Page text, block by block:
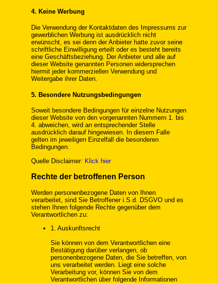
4. Keine Werbung
Die Verwendung der Kontaktdaten des Impressums zur
gewerblichen Werbung ist ausdrücklich nicht
erwünscht, es sei denn der Anbieter hatte zuvor seine
schriftliche Einwilligung erteilt oder es besteht bereits
eine Geschäftsbeziehung. Der Anbieter und alle auf
dieser Website genannten Personen widersprechen
hiermit jeder kommerziellen Verwendung und
Weitergabe ihrer Daten.
5. Besondere Nutzungsbedingungen
Soweit besondere Bedingungen für einzelne Nutzungen
dieser Website von den vorgenannten Nummern 1. bis
4. abweichen, wird an entsprechender Stelle
ausdrücklich darauf hingewiesen. In diesem Falle
gelten im jeweiligen Einzelfall die besonderen
Bedingungen.
Quelle Disclaimer: Klick hier
Rechte der betroffenen Person
Werden personenbezogene Daten von Ihnen
verarbeitet, sind Sie Betroffener i.S.d. DSGVO und es
stehen Ihnen folgende Rechte gegenüber dem
Verantwortlichen zu:
1. Auskunftsrecht
Sie können von dem Verantwortlichen eine
Bestätigung darüber verlangen, ob
personenbezogene Daten, die Sie betreffen, von
uns verarbeitet werden. Liegt eine solche
Verarbeitung vor, können Sie von dem
Verantwortlichen über folgende Informationen